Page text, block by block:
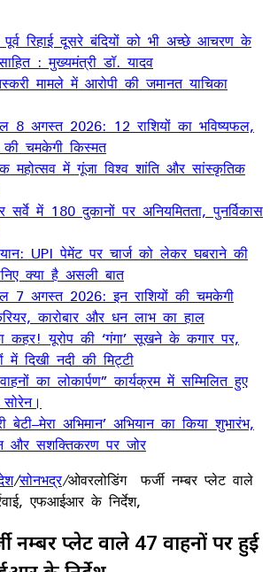
रिहाई दूसरे बंदियों को भी अच्छे आचरण के
: मुख्यमंत्री डॉ. यादव
मामले में आरोपी की जमानत याचिका
8 अगस्त 2026: 12 राशियों का भविष्यफल,
चमकेगी किस्मत
महोत्सव में गूंजा विश्व शांति और सांस्कृतिक
सर्वे में 180 दुकानों पर अनियमितता, पुनर्विकास
UPI पेमेंट पर चार्ज को लेकर घबराने की
क्या है असली बात
7 अगस्त 2026: इन राशियों की चमकेगी
कारोबार और धन लाभ का हाल
यूरोप की ‘गंगा’ सूखने के कगार पर,
में दिखी नदी की मिट्टी
का लोकार्पण” कार्यक्रम में सम्मिलित हुए
बेटी–मेरा अभिमान’ अभियान का किया शुभारंभ,
और सशक्तिकरण पर जोर
/सोनभद्र/ओवरलोडिंग फर्जी नम्बर प्लेट वाले
एफआईआर के निर्देश,
नम्बर प्लेट वाले 47 वाहनों पर हुई